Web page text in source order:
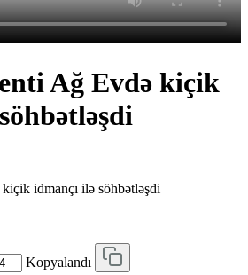
Ağ Evdə kiçik
idmançı ilə söhbətləşdi
Kopyalandı